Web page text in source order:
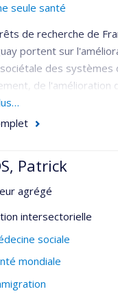
seule santé
de recherche de
portent sur
des systèmes
de l'amélioration
de façon
Patrick
agrégé
intersectorielle
sociale
mondiale